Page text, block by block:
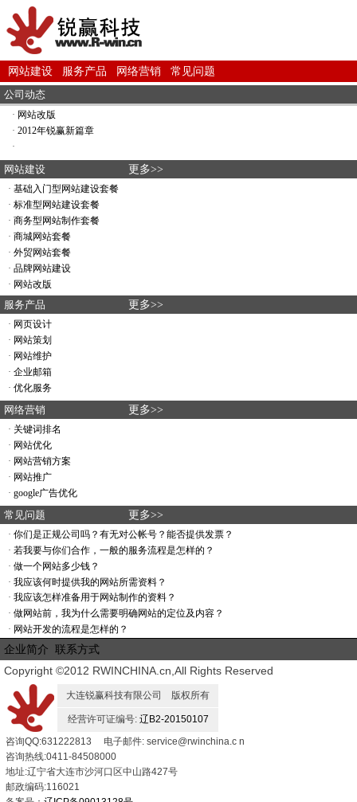
网站建设 服务产品 网络营销
常见问题
公司动态
· 网站改版
· 2012年锐赢新篇章
·
网站建设 更多>>
· 基础入门型网站建设套餐
· 标准型网站建设套餐
· 商务型网站制作套餐
· 商城网站套餐
· 外贸网站套餐
· 品牌网站建设
· 网站改版
服务产品 更多>>
· 网页设计
· 网站策划
· 网站维护
· 企业邮箱
· 优化服务
网络营销 更多>>
· 关键词排名
· 网站优化
· 网站营销方案
· 网站推广
· google广告优化
常见问题 更多>>
· 你们是正规公司吗？有无对公帐号？能否提供发票？
· 若我要与你们合作，一般的服务流程是怎样的？
· 做一个网站多少钱？
· 我应该何时提供我的网站所需资料？
· 我应该怎样准备用于网站制作的资料？
· 做网站前，我为什么需要明确网站的定位及内容？
· 网站开发的流程是怎样的？
企业简介 联系方式
Copyright ©2012 RWINCHINA.cn,All Rights Reserved
大连锐赢科技有限公司 版权所有
经营许可证编号:辽B2-20150107
咨询QQ:631222813 电子邮件: service@rwinchina.c n
咨询热线:0411-84508000
地址:辽宁省大连市沙河口区中山路427号
邮政编码:116021